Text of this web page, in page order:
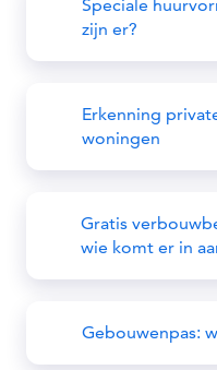
Speciale
zijn er?
Erkenning
woningen
Gratis
wie komt er in
Gebouwenpas: